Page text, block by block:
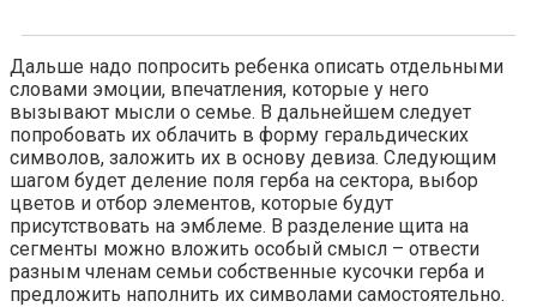
Дальше надо попросить ребенка описать отдельными
словами эмоции, впечатления, которые у него
вызывают мысли о семье. В дальнейшем следует
попробовать их облачить в форму геральдических
символов, заложить их в основу девиза. Следующим
шагом будет деление поля герба на сектора, выбор
цветов и отбор элементов, которые будут
присутствовать на эмблеме. В разделение щита на
сегменты можно вложить особый смысл – отвести
разным членам семьи собственные кусочки герба и
предложить наполнить их символами самостоятельно.